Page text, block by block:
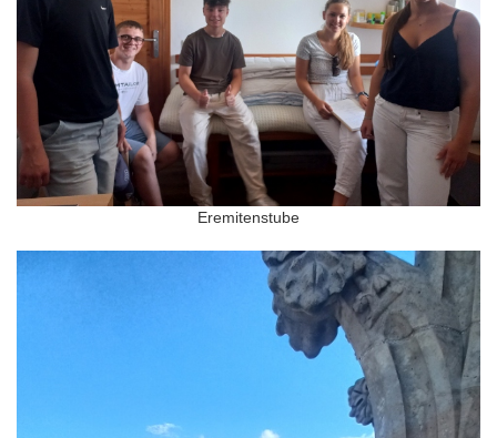
Eremitenstube